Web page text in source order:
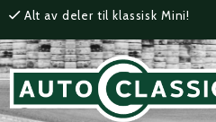
Alt av deler til klassisk Mini!